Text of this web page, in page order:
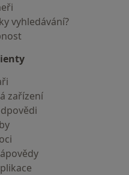
vyhledávání?
zařízení